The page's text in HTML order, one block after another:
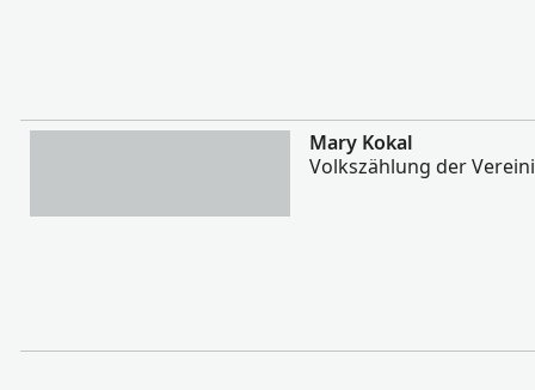
Mehr
Mary Kokal
Volkszählung der